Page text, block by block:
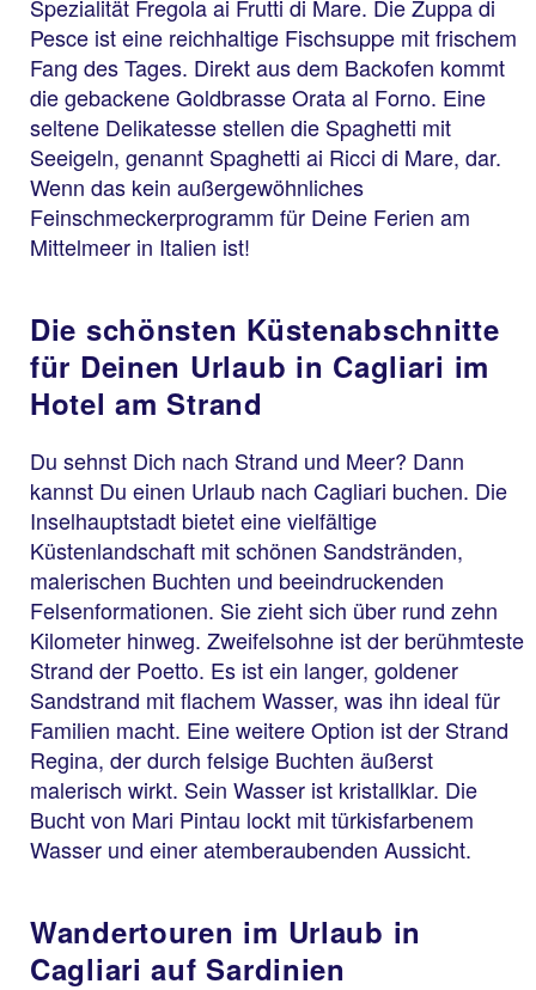
Spezialität Fregola ai Frutti di Mare. Die Zuppa di
Pesce ist eine reichhaltige Fischsuppe mit frischem
Fang des Tages. Direkt aus dem Backofen kommt
die gebackene Goldbrasse Orata al Forno. Eine
seltene Delikatesse stellen die Spaghetti mit
Seeigeln, genannt Spaghetti ai Ricci di Mare, dar.
Wenn das kein außergewöhnliches
Feinschmeckerprogramm für Deine Ferien am
Mittelmeer in Italien ist!
Die schönsten Küstenabschnitte
für Deinen Urlaub in Cagliari im
Hotel am Strand
Du sehnst Dich nach Strand und Meer? Dann
kannst Du einen Urlaub nach Cagliari buchen. Die
Inselhauptstadt bietet eine vielfältige
Küstenlandschaft mit schönen Sandstränden,
malerischen Buchten und beeindruckenden
Felsenformationen. Sie zieht sich über rund zehn
Kilometer hinweg. Zweifelsohne ist der berühmteste
Strand der Poetto. Es ist ein langer, goldener
Sandstrand mit flachem Wasser, was ihn ideal für
Familien macht. Eine weitere Option ist der Strand
Regina, der durch felsige Buchten äußerst
malerisch wirkt. Sein Wasser ist kristallklar. Die
Bucht von Mari Pintau lockt mit türkisfarbenem
Wasser und einer atemberaubenden Aussicht.
Wandertouren im Urlaub in
Cagliari auf Sardinien